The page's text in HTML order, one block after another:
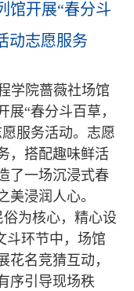
馆开展“春分斗
动志愿服务
学院蔷薇社场馆
“春分斗百草，
服务活动。志愿
，搭配趣味鲜活
了一场沉浸式春
美浸润人心。
为核心，精心设
斗环节中，场馆
名竞猜互动，
序引导现场秩